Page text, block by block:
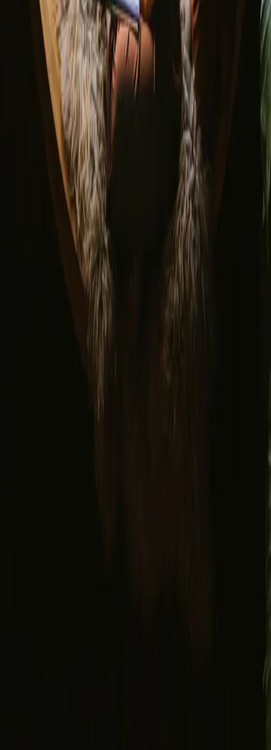
© 2026 Campanyon AS. All rights reserved.
Vilkår og betingelser
Privatlivspolitik
Sikker betaling